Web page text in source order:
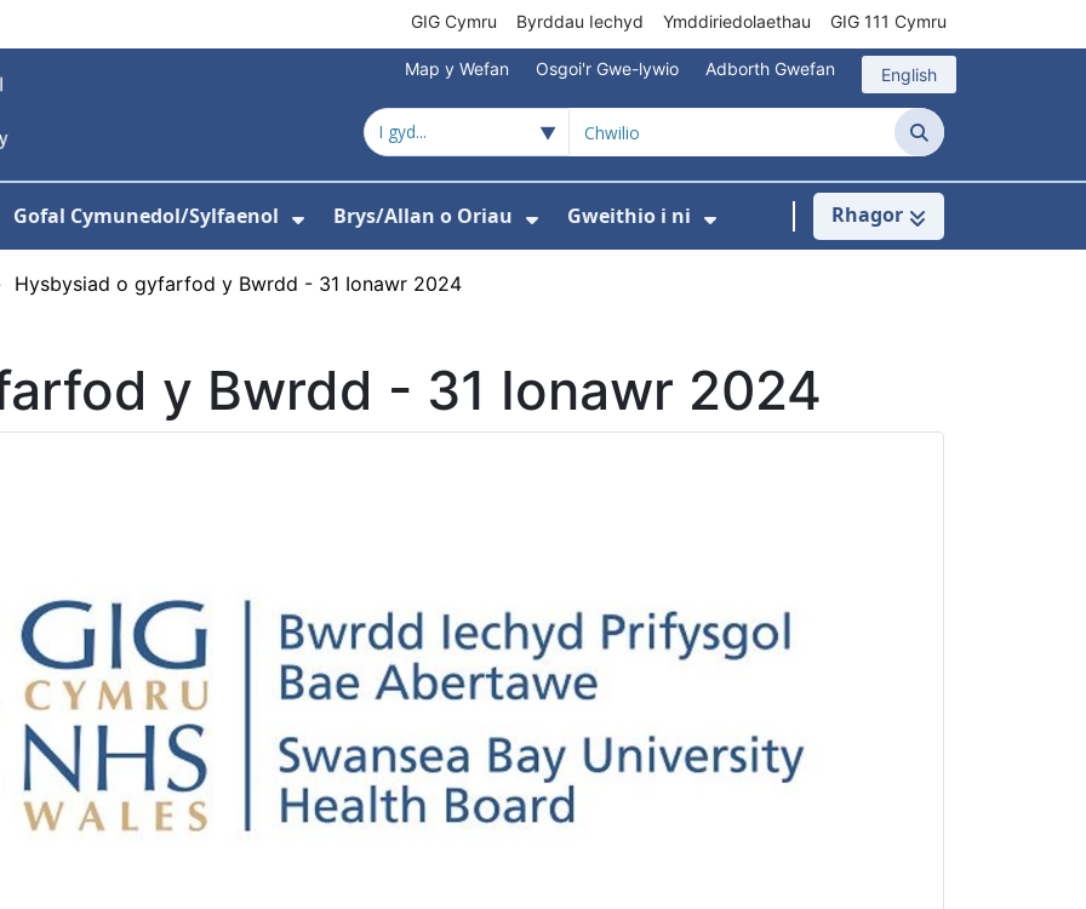
GIG Cymru Byrddau Iechyd Ymddiriedolaethau GIG 111 Cymru
Map y Wefan Osgoi'r Gwe-lywio Adborth Gwefan English
Chwilio
Gofal Cymunedol/Sylfaenol
Dangos isddewislen ar gyfer Gofal Cymunedol/Sylfaenol
Brys/Allan o Oriau
Dangos isddewislen ar gyfer Brys/Allan o
Gweithio i ni
Dangos isddewislen ar gyfer
Rhagor
Hysbysiad o gyfarfod y Bwrdd - 31 Ionawr 2024
y Bwrdd - 31 Ionawr 2024